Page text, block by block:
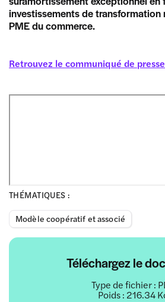
THÉMATIQUES :
Modèle coopératif et associé
Téléchargez le
Type de fichier :
Poids : 216.34
investissements de transformation
PME du commerce.
Retrouvez le communiqué de